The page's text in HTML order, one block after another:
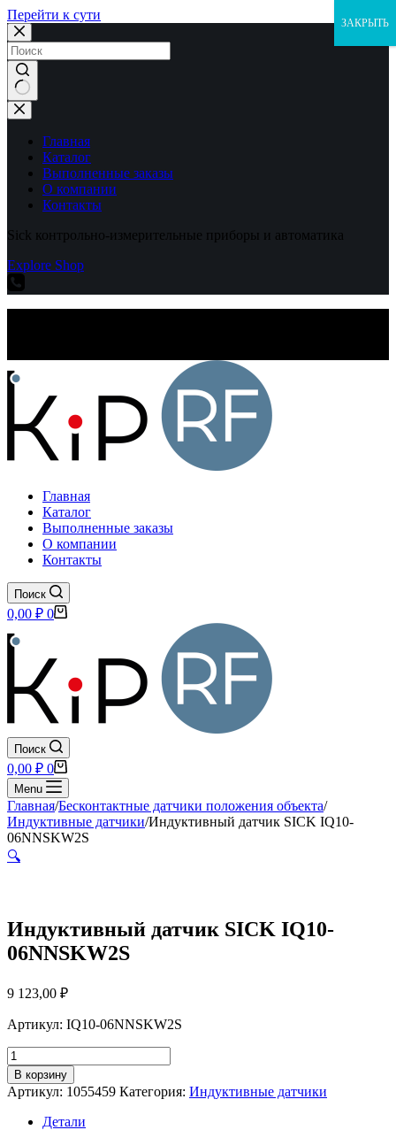
Перейти к сути
Ничего
не
найденоГлавная
Каталог
Выполненные заказы
О компании
Контакты
Sick контрольно-измерительные приборы и автоматика
Explore Shop
Главная
Каталог
Выполненные заказы
О компании
Контакты
Поиск
Корзина
0,00 ₽ 0
Поиск
Корзина
0,00 ₽ 0
Menu
Главная/Бесконтактные датчики положения объекта/
Индуктивные датчики/Индуктивный датчик SICK IQ10-
06NNSKW2S
🔍
Индуктивный датчик SICK IQ10-
06NNSKW2S
9 123,00 ₽
Артикул: IQ10-06NNSKW2S
Количество
товара
Индуктивный
датчик
SICK
В корзину
Артикул: 1055459 Категория: Индуктивные датчики
Детали
ЗАКРЫТЬ